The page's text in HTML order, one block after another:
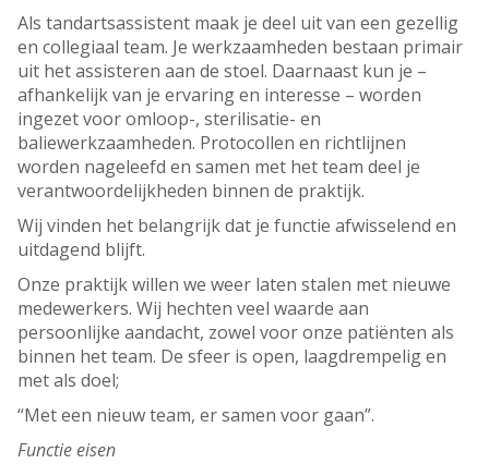
Als tandartsassistent maak je deel uit van een gezellig
en collegiaal team. Je werkzaamheden bestaan primair
uit het assisteren aan de stoel. Daarnaast kun je –
afhankelijk van je ervaring en interesse – worden
ingezet voor omloop-, sterilisatie- en
baliewerkzaamheden. Protocollen en richtlijnen
worden nageleefd en samen met het team deel je
verantwoordelijkheden binnen de praktijk.
Wij vinden het belangrijk dat je functie afwisselend en
uitdagend blijft.
Onze praktijk willen we weer laten stalen met nieuwe
medewerkers. Wij hechten veel waarde aan
persoonlijke aandacht, zowel voor onze patiënten als
binnen het team. De sfeer is open, laagdrempelig en
met als doel;
“Met een nieuw team, er samen voor gaan”.
Functie eisen